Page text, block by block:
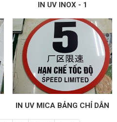
IN UV INOX - 1
IN UV MICA BẢNG CHỈ DẪN